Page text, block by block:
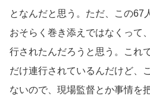
となんだと思う。ただ、この67
おそらく巻き添えではなくって
行されたんだろうと思う。これ
だけ連行されているんだけど、
ないので、現場監督とか事情を